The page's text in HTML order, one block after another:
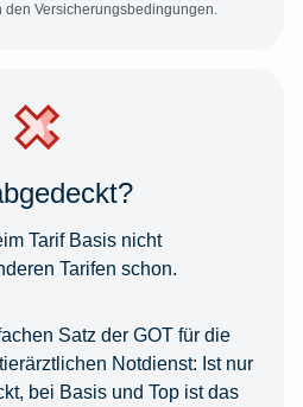
Versicherungsbedingungen.
Tarif Basis nicht
Tarifen schon.
Satz der GOT für die
Notdienst: Ist nur
bei Basis und Top ist das